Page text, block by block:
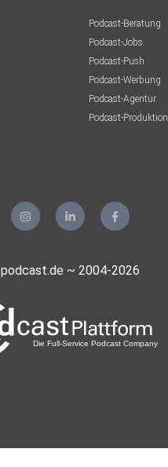
Podcast-Beratung
Podcast-Jobs
Podcast-Push
Podcast-Werbung
Podcast-Agentur
Podcast-Produktion
podcast.de ~ 2004-2026